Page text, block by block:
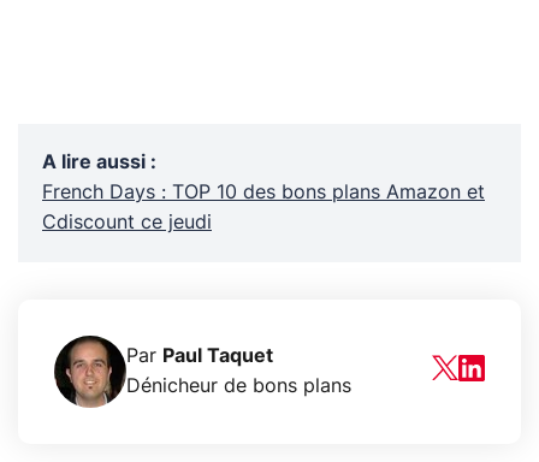
A lire aussi :
French Days : TOP 10 des bons plans Amazon et
Cdiscount ce jeudi
Par Paul Taquet
Dénicheur de bons plans